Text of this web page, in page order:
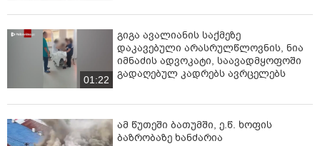
01:22
გიგა ავალიანის საქმეზე
დაკავებული არასრულწლოვნის, ნია
იმნაძის ადვოკატი, საავადმყოფოში
გადაღებულ კადრებს ავრცელებს
ამ წუთეში ბათუმში, ე.წ. ხოფის
ბაზრობაზე ხანძარია